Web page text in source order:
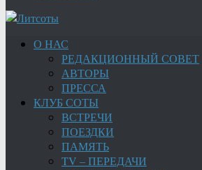
О НАС
РЕДАКЦИОННЫЙ СОВЕТ
АВТОРЫ
ПРЕССА
КЛУБ СОТЫ
ВСТРЕЧИ
ПОЕЗДКИ
ПАМЯТЬ
TV – ПЕРЕДАЧИ